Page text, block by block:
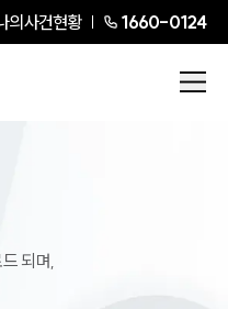
의사건현황 1660-0124
되며,